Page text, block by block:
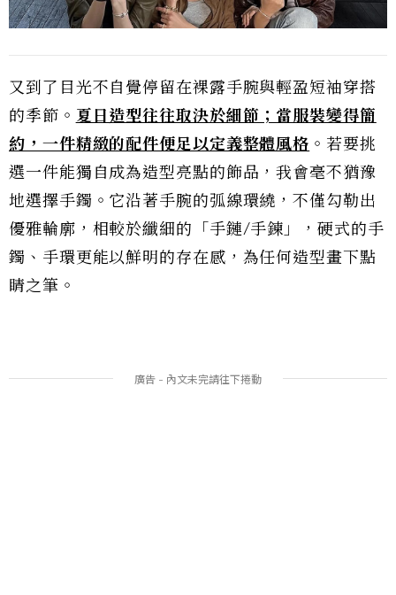
又到了目光不自覺停留在裸露手腕與輕盈短袖穿搭
的季節。 夏日造型往往取決於細節；當服裝變得簡
約，一件精緻的配件便足以定義整體風格 。若要挑
選一件能獨自成為造型亮點的飾品，我會毫不猶豫
地選擇手鐲。它沿著手腕的弧線環繞，不僅勾勒出
優雅輪廓，相較於纖細的「手鏈/手鍊」，硬式的手
鐲、手環更能以鮮明的存在感，為任何造型畫下點
睛之筆。